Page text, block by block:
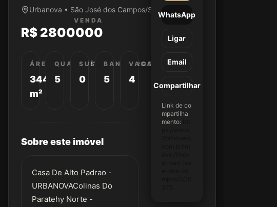
Urbanova • São José dos Campos/SP
VENDA
R$ 2800000
ÁREA
344
m²
QUARTOS
5
SUÍTES
0
BANHEIROS
5
VAGAS
4
Sobre este imóvel
Casa De Alto Padrao -
URBANOVAColinas Do
Paratehy Norte -
WhatsApp
Ligar
Email
Compartilhar
Link de co
mpartilha
mento: